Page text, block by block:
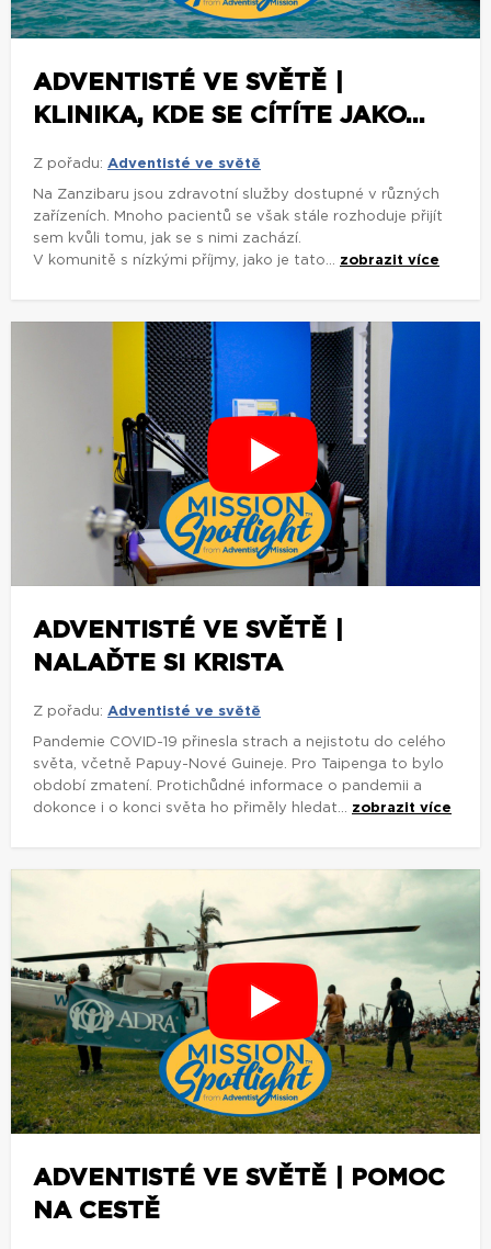
ADVENTISTÉ VE SVĚTĚ |
KLINIKA, KDE SE CÍTÍTE JAKO...
Z pořadu: Adventisté ve světě
Na Zanzibaru jsou zdravotní služby dostupné v různých
zařízeních. Mnoho pacientů se však stále rozhoduje přijít
sem kvůli tomu, jak se s nimi zachází.
V komunitě s nízkými příjmy, jako je tato... zobrazit více
ADVENTISTÉ VE SVĚTĚ |
NALAĎTE SI KRISTA
Z pořadu: Adventisté ve světě
Pandemie COVID-19 přinesla strach a nejistotu do celého
světa, včetně Papuy-Nové Guineje. Pro Taipenga to bylo
období zmatení. Protichůdné informace o pandemii a
dokonce i o konci světa ho přiměly hledat... zobrazit více
ADVENTISTÉ VE SVĚTĚ | POMOC
NA CESTĚ